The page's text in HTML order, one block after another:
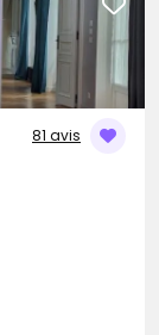
81 avis